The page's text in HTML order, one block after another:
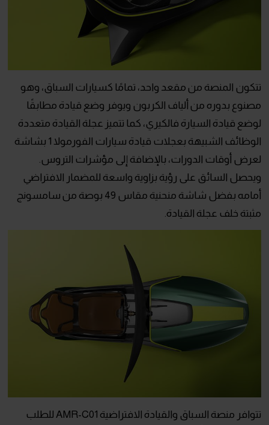
تتكون المنصة من مقعد واحد، تمامًا كسيارات السباق، وهو
مصنوع بدوره من ألياف الكربون ويوفر وضع قيادة مطابقًا
لوضع قيادة السيارة فالكيري، كما تتميز عجلة القيادة متعددة
الوظائف الشبيهة بعجلات قيادة سيارات الفورمولا 1 بشاشة
لعرض أوقات الدورات، بالإضافة إلى مؤشرات التروس.
ويحصل السائق على رؤية بزاوية واسعة للمضمار الافتراضي
أمامه بفضل شاشة منحنية مقاس 49 بوصة من سامسونج
مثبتة خلف عجلة القيادة.
تتوافر منصة السباق والقيادة الافتراضية AMR-C01 للطلب